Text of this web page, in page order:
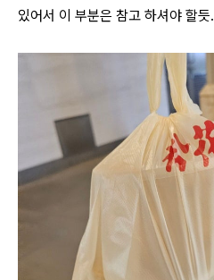
있어서 이 부분은 참고 하셔야 할듯.